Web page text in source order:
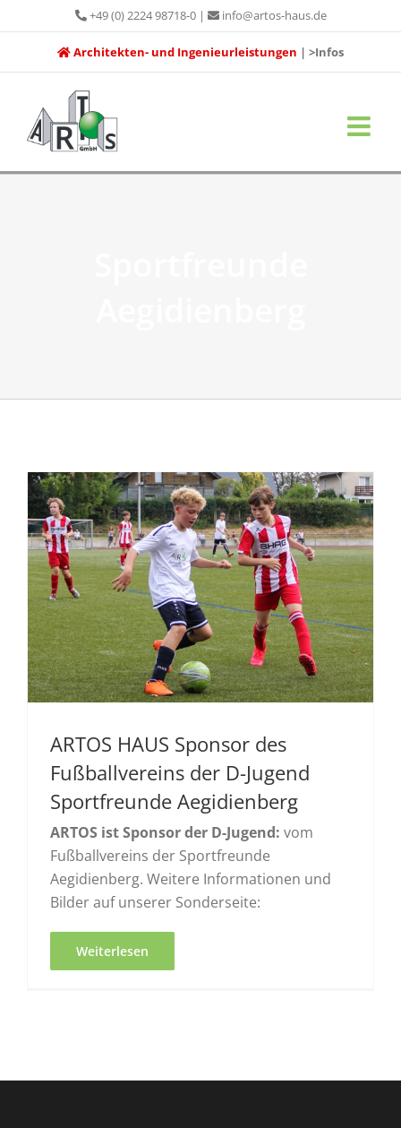
Inhalt
springen
+49 (0) 2224 98718-0| info@artos-haus.de
Architekten- und Ingenieurleistungen | >Infos
ARTOS HAUS Sponsor des
Fußballvereins der D-Jugend
Sportfreunde Aegidienberg
ARTOS ist Sponsor der D-Jugend: vom
Fußballvereins der Sportfreunde
Aegidienberg. Weitere Informationen und
Bilder auf unserer Sonderseite:
Weiterlesen